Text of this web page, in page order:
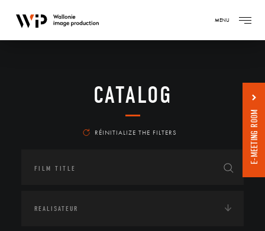
MENU
CATALOG
RÉINITIALIZE THE FILTERS E-MEETING ROOM